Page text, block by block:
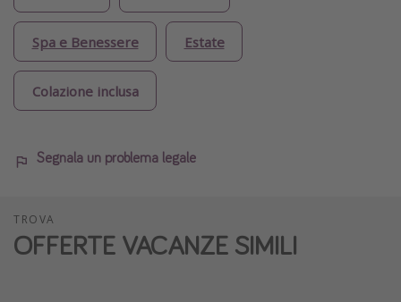
Spa e Benessere Estate
Colazione inclusa
Segnala un problema legale
TROVA
OFFERTE VACANZE SIMILI